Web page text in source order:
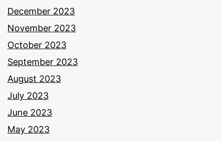
December 2023
November 2023
October 2023
September 2023
August 2023
July 2023
June 2023
May 2023